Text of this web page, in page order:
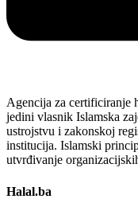
Agencija za certificiranje
jedini vlasnik Islamska
ustrojstvu i zakonskoj
institucija. Islamski
utvrđivanje
Halal.ba